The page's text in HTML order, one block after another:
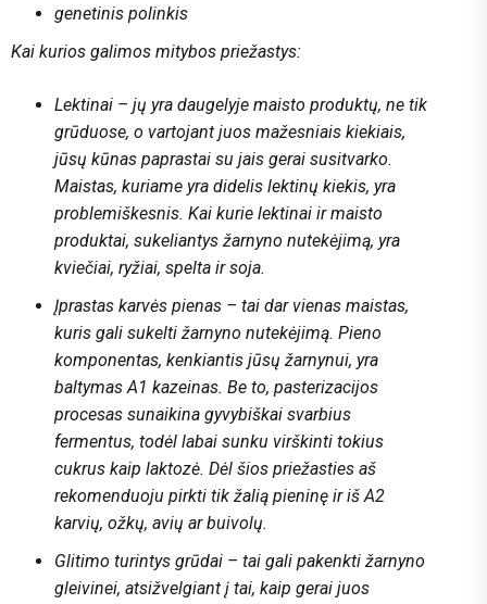
genetinis polinkis
Kai kurios galimos mitybos priežastys:
Lektinai – jų yra daugelyje maisto produktų, ne tik
grūduose, o vartojant juos mažesniais kiekiais,
jūsų kūnas paprastai su jais gerai susitvarko.
Maistas, kuriame yra didelis lektinų kiekis, yra
problemiškesnis. Kai kurie lektinai ir maisto
produktai, sukeliantys žarnyno nutekėjimą, yra
kviečiai, ryžiai, spelta ir soja.
Įprastas karvės pienas – tai dar vienas maistas,
kuris gali sukelti žarnyno nutekėjimą. Pieno
komponentas, kenkiantis jūsų žarnynui, yra
baltymas A1 kazeinas. Be to, pasterizacijos
procesas sunaikina gyvybiškai svarbius
fermentus, todėl labai sunku virškinti tokius
cukrus kaip laktozė. Dėl šios priežasties aš
rekomenduoju pirkti tik žalią pieninę ir iš A2
karvių, ožkų, avių ar buivolų.
Glitimo turintys grūdai – tai gali pakenkti žarnyno
gleivinei, atsižvelgiant į tai, kaip gerai juos